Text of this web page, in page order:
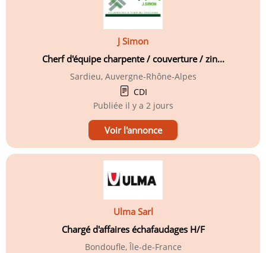
J Simon
Cherf d'équipe charpente / couverture / zin...
Sardieu, Auvergne-Rhône-Alpes
CDI
Publiée il y a 2 jours
Voir l'annonce
Ulma Sarl
Chargé d'affaires échafaudages H/F
Bondoufle, Île-de-France